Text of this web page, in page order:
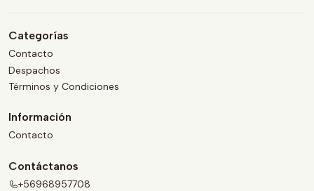
Categorías
Contacto
Despachos
Términos y Condiciones
Información
Contacto
Contáctanos
+56968957708